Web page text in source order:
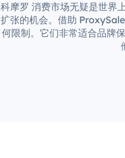
科摩罗 消费市场无疑是世界
扩张的机会。借助
何限制。它们非常适合品牌